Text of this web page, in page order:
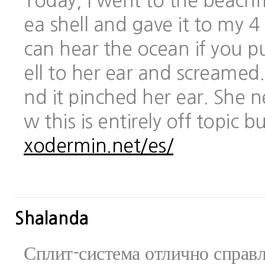
ea shell and gave it to my
can hear the ocean if you
ell to her ear and
nd it pinched her ear. She
w this is entirely off topic
xodermin.net/es/
Shalanda
Сплит-система отлично